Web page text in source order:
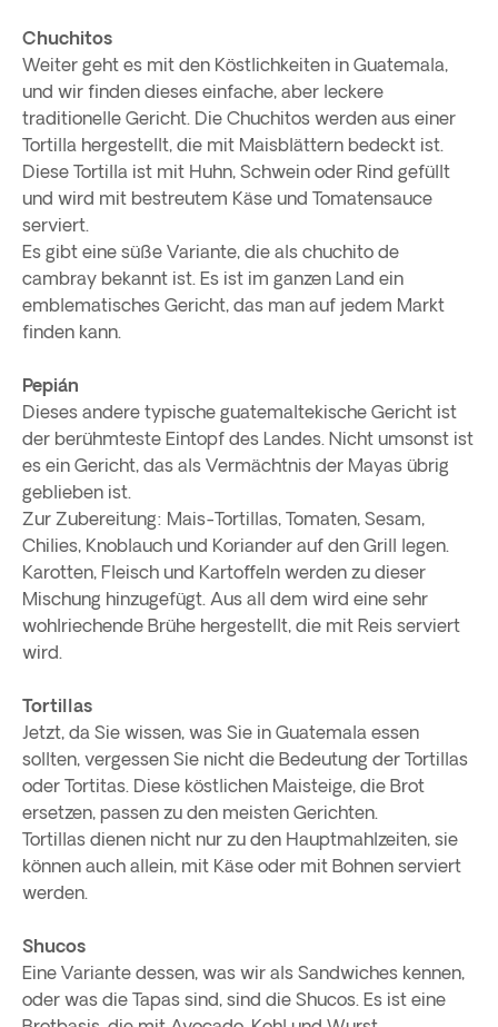
Chuchitos
Weiter geht es mit den Köstlichkeiten in Guatemala,
und wir finden dieses einfache, aber leckere
traditionelle Gericht. Die Chuchitos werden aus einer
Tortilla hergestellt, die mit Maisblättern bedeckt ist.
Diese Tortilla ist mit Huhn, Schwein oder Rind gefüllt
und wird mit bestreutem Käse und Tomatensauce
serviert.
Es gibt eine süße Variante, die als chuchito de
cambray bekannt ist. Es ist im ganzen Land ein
emblematisches Gericht, das man auf jedem Markt
finden kann.
Pepián
Dieses andere typische guatemaltekische Gericht ist
der berühmteste Eintopf des Landes. Nicht umsonst ist
es ein Gericht, das als Vermächtnis der Mayas übrig
geblieben ist.
Zur Zubereitung: Mais-Tortillas, Tomaten, Sesam,
Chilies, Knoblauch und Koriander auf den Grill legen.
Karotten, Fleisch und Kartoffeln werden zu dieser
Mischung hinzugefügt. Aus all dem wird eine sehr
wohlriechende Brühe hergestellt, die mit Reis serviert
wird.
Tortillas
Jetzt, da Sie wissen, was Sie in Guatemala essen
sollten, vergessen Sie nicht die Bedeutung der Tortillas
oder Tortitas. Diese köstlichen Maisteige, die Brot
ersetzen, passen zu den meisten Gerichten.
Tortillas dienen nicht nur zu den Hauptmahlzeiten, sie
können auch allein, mit Käse oder mit Bohnen serviert
werden.
Shucos
Eine Variante dessen, was wir als Sandwiches kennen,
oder was die Tapas sind, sind die Shucos. Es ist eine